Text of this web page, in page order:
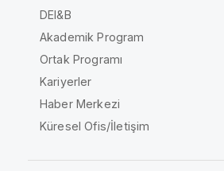
DEI&B
Akademik Program
Ortak Programı
Kariyerler
Haber Merkezi
Küresel Ofis/İletişim